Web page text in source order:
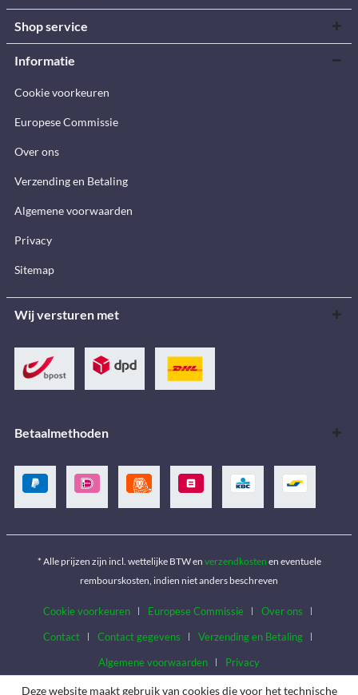
Shop service
Informatie
Cookie voorkeuren
Europese Commissie
Over ons
Verzending en Betaling
Algemene voorwaarden
Privacy
Sitemap
Wij versturen met
Betaalmethoden
* Alle prijzen zijn incl. wettelijke BTW en verzendkosten en eventuele
rembourskosten, indien niet anders beschreven
Cookie voorkeuren Europese Commissie
Over ons
Contact
Contact gegevens
Verzending en Betaling
Algemene voorwaarden
Privacy
Deze website maakt gebruik van cookies die voor het technische